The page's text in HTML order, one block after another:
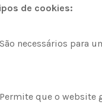
de cookies:
São necessários para
Permite que o website